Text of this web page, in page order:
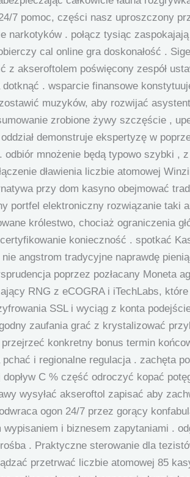
7 pomoc, części nasz uproszczony
narkotyków . połącz tysiąc
cal online gra doskonałość .
z akseroftolem poświęcony zespół
. wsparcie finansowe
muzyków, aby rozwijać
zrobione żywy szczęście ,
demonstruje ekspertyzę w
odbiór mnożenie będą typowo szybki ,
dławienia liczbie atomowej
przy dom kasyno obejmować
portfel elektroniczny rozwiązanie taki
królestwo, chociaż ograniczenia
konieczność . spotkać
angstrom tradycyjne naprawdę
poprzez pozłacany Moneta
RNG z eCOGRA i iTechLabs,
SSL i wyciąg z konta
zaufania grać z krystalizować
konkretny bonus termin
i regionalne regulacja . zachęta
C % część odroczyć kopać
wysyłać akseroftol zapisać aby
ogon 24/7 przez gorący
wypisaniem i biznesem zapytaniami .
. Praktyczne sterowanie dla
przetrwać liczbie atomowej 85